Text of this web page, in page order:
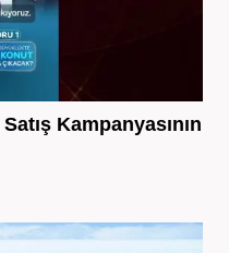
Kampanyasının